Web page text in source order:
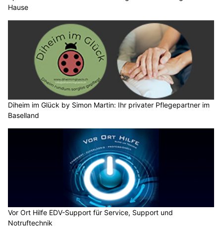
Hause
Diheim im Glück by Simon Martin: Ihr privater Pflegepartner im
Baselland
Vor Ort Hilfe EDV-Support für Service, Support und
Notruftechnik